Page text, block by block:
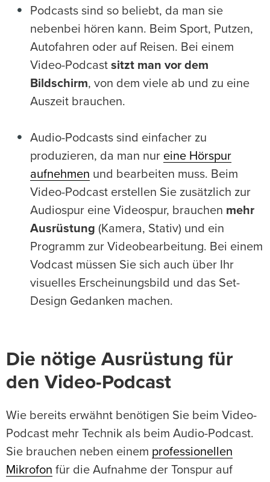
Podcasts sind so beliebt, da man sie
nebenbei hören kann. Beim Sport, Putzen,
Autofahren oder auf Reisen. Bei einem
Video-Podcast sitzt man vor dem
Bildschirm, von dem viele ab und zu eine
Auszeit brauchen.
Audio-Podcasts sind einfacher zu
produzieren, da man nur eine Hörspur
aufnehmen und bearbeiten muss. Beim
Video-Podcast erstellen Sie zusätzlich zur
Audiospur eine Videospur, brauchen mehr
Ausrüstung (Kamera, Stativ) und ein
Programm zur Videobearbeitung. Bei einem
Vodcast müssen Sie sich auch über Ihr
visuelles Erscheinungsbild und das Set-
Design Gedanken machen.
Die nötige Ausrüstung für
den Video-Podcast
Wie bereits erwähnt benötigen Sie beim Video-
Podcast mehr Technik als beim Audio-Podcast.
Sie brauchen neben einem professionellen
Mikrofon für die Aufnahme der Tonspur auf